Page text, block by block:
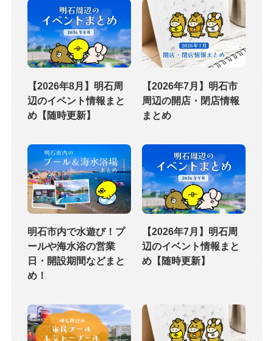
【2026年8月】明石周
辺のイベント情報まと
め【随時更新】
【2026年7月】明石市
周辺の開店・閉店情報
まとめ
明石市内で水遊び！プ
ールや海水浴の営業
日・開設期間などまと
め！
【2026年7月】明石周
辺のイベント情報まと
め【随時更新】